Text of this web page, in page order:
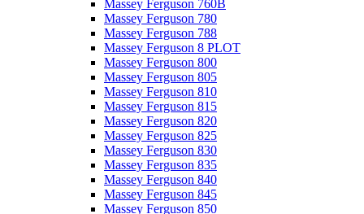
Massey Ferguson 760B
Massey Ferguson 780
Massey Ferguson 788
Massey Ferguson 8 PLOT
Massey Ferguson 800
Massey Ferguson 805
Massey Ferguson 810
Massey Ferguson 815
Massey Ferguson 820
Massey Ferguson 825
Massey Ferguson 830
Massey Ferguson 835
Massey Ferguson 840
Massey Ferguson 845
Massey Ferguson 850